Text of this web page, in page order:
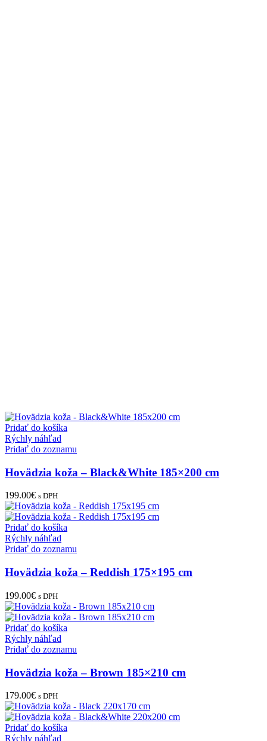
Pridať do košíka
Rýchly náhľad
Pridať do zoznamu
Hovädzia koža – Black&White 185×200 cm
199.00€ s DPH
Pridať do košíka
Rýchly náhľad
Pridať do zoznamu
Hovädzia koža – Reddish 175×195 cm
199.00€ s DPH
Pridať do košíka
Rýchly náhľad
Pridať do zoznamu
Hovädzia koža – Brown 185×210 cm
179.00€ s DPH
Pridať do košíka
Rýchly náhľad